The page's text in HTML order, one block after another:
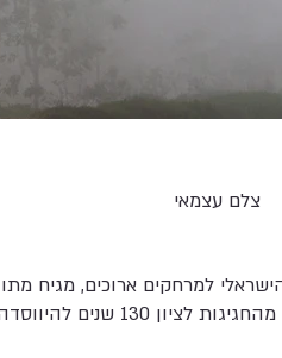
צלם עצמאי
למרחקים ארוכים, מגיח
ספורות אחרי הצילום זכה זבדיה במרוץ.